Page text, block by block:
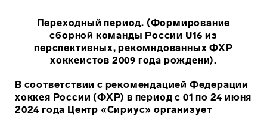
Переходный период. (Формирование
сборной команды России U16 из
перспективных, рекомндованных ФХР
хоккеистов 2009 года рождени).
В соответствии с рекомендацией Федерации
хоккея России (ФХР) в период с 01 по 24 июня
2024 года Центр «Сириус» организует